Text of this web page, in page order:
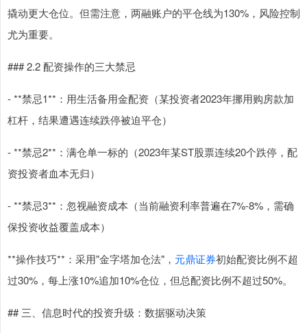
撬动更大仓位。但需注意，两融账户的平仓线为130%，风险控制
尤为重要。
### 2.2 配资操作的三大禁忌
- **禁忌1**：用生活备用金配资（某投资者2023年挪用购房款加
杠杆，结果遭遇连续跌停被迫平仓）
- **禁忌2**：满仓单一标的（2023年某ST股票连续20个跌停，配
资投资者血本无归）
- **禁忌3**：忽视融资成本（当前融资利率普遍在7%-8%，需确
保投资收益覆盖成本）
**操作技巧**：采用"金字塔加仓法"， 元鼎证券初始配资比例不超
过30%，每上涨10%追加10%仓位，但总配资比例不超过50%。
## 三、信息时代的投资升级：数据驱动决策